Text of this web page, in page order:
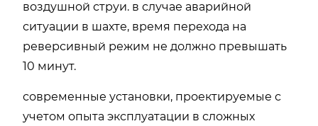
воздушной струи. в случае аварийной
ситуации в шахте, время перехода на
реверсивный режим не должно превышать
10 минут.
современные установки, проектируемые с
учетом опыта эксплуатации в сложных